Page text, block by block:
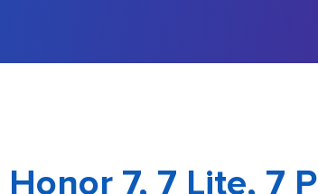
Honor 7, 7 Lite, 7